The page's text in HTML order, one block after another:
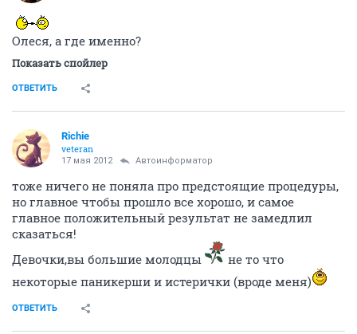
Олеся, а где именно?
Показать спойлер
ОТВЕТИТЬ
Richie
veteran
17 мая 2012 Автоинформатор
тоже ничего не поняла про предстоящие процедуры,
но главное чтобы прошло все хорошо, и самое
главное положительный результат не замедлил
сказаться!
Девочки,вы большие молодцы
не то что
некоторые паникерши и истерички (вроде меня)
ОТВЕТИТЬ